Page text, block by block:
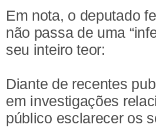
Em nota, o deputado
não passa de uma
seu inteiro teor:
Diante de recentes
em investigações
público esclarecer os